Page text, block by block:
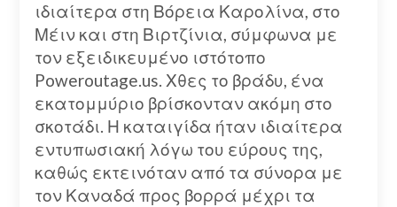
ιδιαίτερα στη Βόρεια Καρολίνα, στο
Μέιν και στη Βιρτζίνια, σύμφωνα με
τον εξειδικευμένο ιστότοπο
Poweroutage.us. Χθες το βράδυ, ένα
εκατομμύριο βρίσκονταν ακόμη στο
σκοτάδι. Η καταιγίδα ήταν ιδιαίτερα
εντυπωσιακή λόγω του εύρους της,
καθώς εκτεινόταν από τα σύνορα με
τον Καναδά προς βορρά μέχρι τα